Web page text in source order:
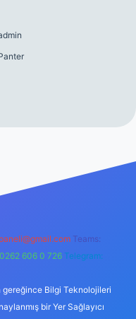
Teams:
606 0 726 Telegram:
gereğince Bilgi Teknolojileri
bir Yer Sağlayıcı